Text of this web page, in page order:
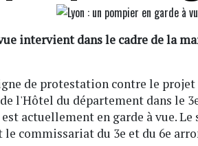
intervient dans le cadre de la
de protestation contre le projet
l'Hôtel du département dans le
actuellement en garde à vue.
commissariat du 3e et du 6e